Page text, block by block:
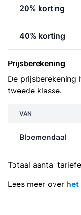
20% korting
40% korting
Prijsberekening
De prijsberekening
tweede klasse.
VAN
Bloemendaal
Totaal aantal
Lees meer over het